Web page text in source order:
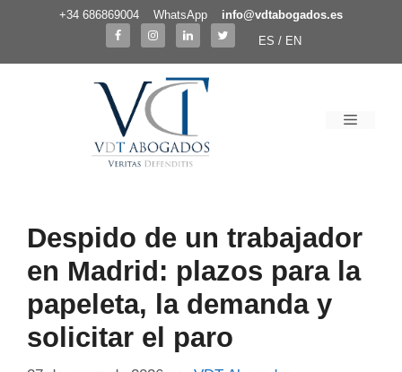
+34 686869004 WhatsApp
info@vdtabogados.es
ES / EN
Menú
Despido de un trabajador
en Madrid: plazos para la
papeleta, la demanda y
solicitar el paro